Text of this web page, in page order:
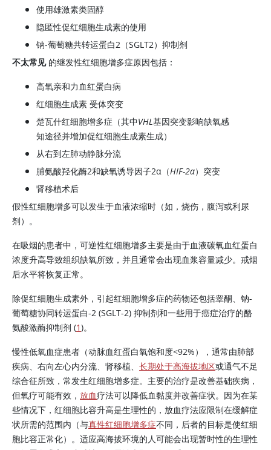
使用雄激素类固醇
隐匿性促红细胞生成素的使用
钠-葡萄糖共转运蛋白2（SGLT2）抑制剂
不太常见的继发性红细胞增多症原因包括：
高氧亲和力血红蛋白病
红细胞生成素 受体突变
楚瓦什红细胞增多症（其中VHL基因突变影响缺氧感
知途径并增加促红细胞生成素生成）
从右到左肺动静脉分流
脯氨酸羟化酶2和缺氧诱导因子2α（HIF-2α）突变
肾移植术后
假性红细胞增多可以发生于血液浓缩时（如，烧伤，腹泻或利尿
剂）。
在吸烟的患者中，可逆性红细胞增多主要是由于血液碳氧血红蛋白
浓度升高导致组织缺氧所致，并且通常会出现血浆容量减少。戒烟
后水平将恢复正常。
除促红细胞生成素外，引起红细胞增多症的药物还包括睾酮、钠-
葡萄糖协同转运蛋白-2 (SGLT-2) 抑制剂和一些用于癌症治疗的酪
氨酸激酶抑制剂 (1)。
慢性低氧血症患者（动脉血红蛋白氧饱和度<92%），通常由肺部
疾病、右向左心内分流、肾移植、 长期处于高海拔地区或通气不足
综合征所致，常发生红细胞增多症。主要的治疗是改善基础疾病，
但氧疗可能有效， 放血疗法可以降低血黏度并改善症状。因为在某
些情况下，红细胞比容升高是生理性的，放血疗法应限制在缓解症
状所需的范围内（与真性红细胞增多症不同，后者的目标是使红细
胞比容正常化）。适应高海拔环境的人可能会出现暂时性的生理性